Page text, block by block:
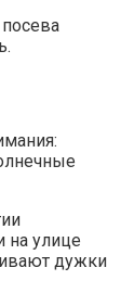
на улице
дужки